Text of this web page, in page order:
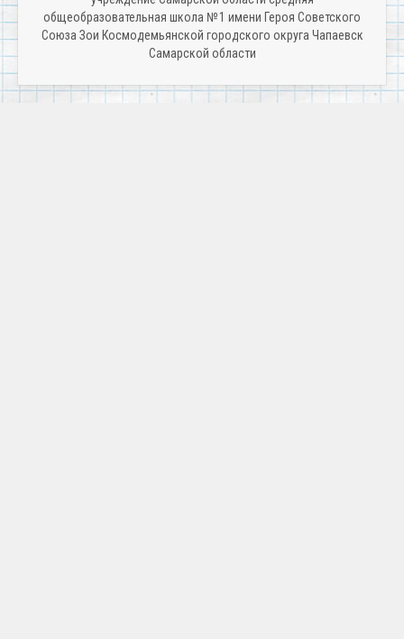
общеобразовательная школа № 1 имени Героя Советского
Союза Зои Космодемьянской городского округа Чапаевск
Самарской области